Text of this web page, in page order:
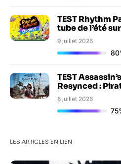
TEST Rhythm
tube de l’été
9 juillet 2026
TEST
Resynced :
8 juillet 2026
LES ARTICLES EN LIEN